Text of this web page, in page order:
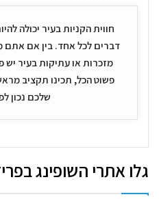
חווית הקניות בעיר יכולה
דברים לכל אחד. בין אם אתם
מזכרות או עתיקות בעיר יש
פשוט הכל, תכינו תקציב
שלכם נכון
גלו אתרי השופינג